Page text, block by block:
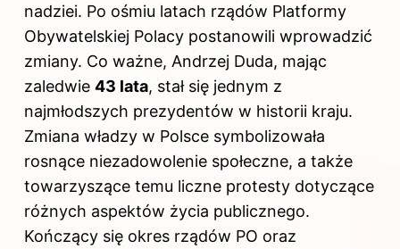
nadziei. Po ośmiu latach rządów Platformy
Obywatelskiej Polacy postanowili wprowadzić
zmiany. Co ważne, Andrzej Duda, mając
zaledwie 43 lata, stał się jednym z
najmłodszych prezydentów w historii kraju.
Zmiana władzy w Polsce symbolizowała
rosnące niezadowolenie społeczne, a także
towarzyszące temu liczne protesty dotyczące
różnych aspektów życia publicznego.
Kończący się okres rządów PO oraz